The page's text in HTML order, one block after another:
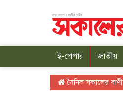
ই-পেপার জাতীয়
দৈনিক সকালের বাণী